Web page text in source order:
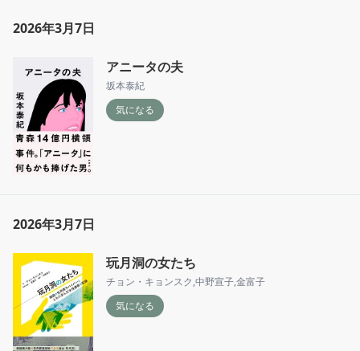
2026年3月7日
アニータの夫
坂本泰紀
気になる
2026年3月7日
玩月洞の女たち
チョン・キョンスク,中野宣子,金富子
気になる